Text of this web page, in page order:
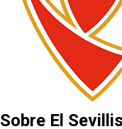
Sobre El